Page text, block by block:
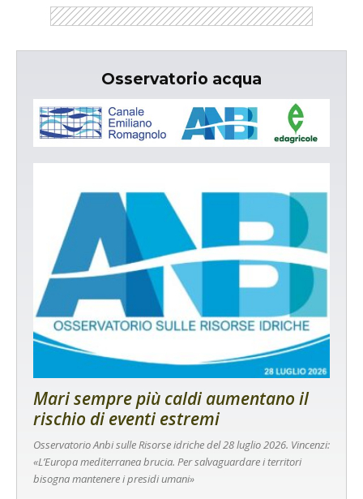
Osservatorio acqua
Mari sempre più caldi aumentano il
rischio di eventi estremi
Osservatorio Anbi sulle Risorse idriche del 28 luglio 2026. Vincenzi:
«L’Europa mediterranea brucia. Per salvaguardare i territori
bisogna mantenere i presidi umani»